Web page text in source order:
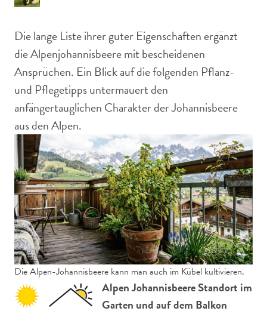
Die lange Liste ihrer guter Eigenschaften ergänzt
die Alpenjohannisbeere mit bescheidenen
Ansprüchen. Ein Blick auf die folgenden Pflanz-
und Pflegetipps untermauert den
anfängertauglichen Charakter der Johannisbeere
aus den Alpen.
Die Alpen-Johannisbeere kann man auch im Kübel kultivieren.
Alpen Johannisbeere Standort im
Garten und auf dem Balkon